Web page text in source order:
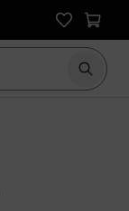
Iniciar